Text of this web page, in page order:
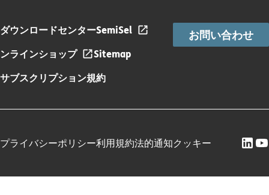
ダウンロードセンターSemiSel
ンラインショップ
Sitemap
サブスクリプション規約
お問い合わせ
プライバシーポリシー利用規約法的通知クッキー